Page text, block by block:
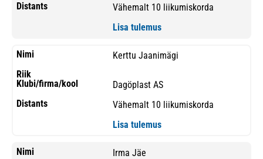
Vähemalt 10 liikumiskorda
Lisa tulemus
Kerttu Jaanimägi
Dagöplast AS
Vähemalt 10 liikumiskorda
Lisa tulemus
Irma Jäe